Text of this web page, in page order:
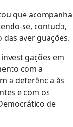
que acompanha
se, contudo,
averiguações.
em
com a
a deferência às
e com os
de